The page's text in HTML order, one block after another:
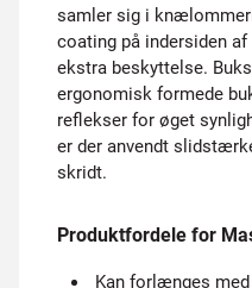
samler sig i
coating på indersiden
ekstra beskyttelse.
ergonomisk formede
reflekser for øget
er der anvendt
skridt.
Produktfordele for
Kan forlænges